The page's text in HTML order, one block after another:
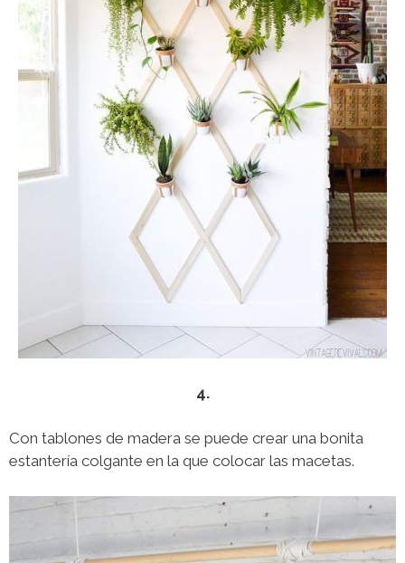
4.
Con tablones de madera se puede crear una bonita
estantería colgante en la que colocar las macetas.